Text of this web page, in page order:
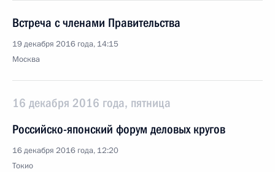
Встреча с членами Правительства
19 декабря 2016 года, 14:15
Москва
16 декабря 2016 года, пятница
Российско-японский форум деловых кругов
16 декабря 2016 года, 12:20
Токио